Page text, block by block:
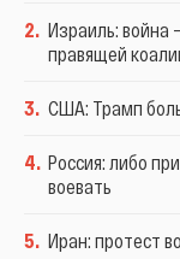
2. Израиль: война
правящей
3. США: Трамп
4. Россия: либо
воевать
5. Иран: протест